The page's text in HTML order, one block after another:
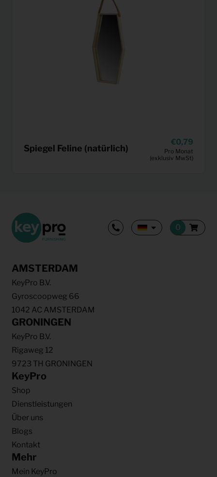
Spiegel Feline (natürlich)
0,79
Pro Monat
(exklusiv MwSt)
AMSTERDAM
KeyPro B.V.
Gyroscoopweg 66
1042 AC AMSTERDAM
GRONINGEN
KeyPro B.V.
Rigaweg 12
9723 TH GRONINGEN
KeyPro
Shop
Dienstleistungen
Über uns
Blogs
Kontakt
Mehr
Mein KeyPro